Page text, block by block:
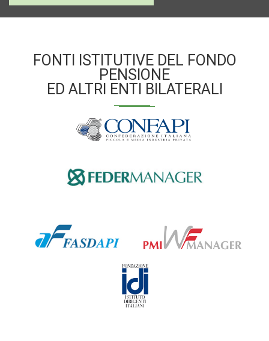
FONTI ISTITUTIVE DEL FONDO
PENSIONE
ED ALTRI ENTI BILATERALI